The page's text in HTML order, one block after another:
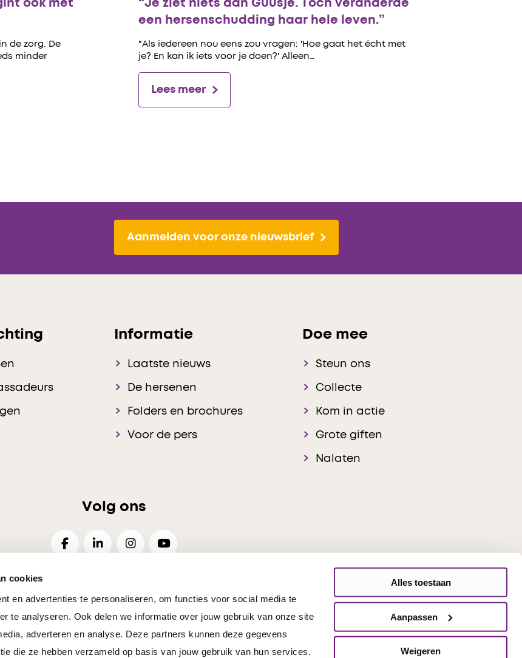
cookies
en advertenties te personaliseren, om functies voor social media te
te analyseren. Ook delen we informatie over jouw gebruik van onze site
adverteren en analyse. Deze partners kunnen deze gegevens
die ze hebben verzameld op basis van jouw gebruik van hun services.
Alles toestaan
Aanpassen
Weigeren
ook met
de zorg. De
minder
“Je ziet niets aan Guusje. Toch veranderde
een hersenschudding haar hele leven.”
"Als iedereen nou eens zou vragen: 'Hoe gaat het écht met
je? En kan ik iets voor je doen?' Alleen…
Lees meer
Aanmelden voor onze nieuwsbrief
Informatie
Laatste nieuws
De hersenen
Folders en brochures
Voor de pers
Doe mee
Steun ons
Collecte
Kom in actie
Grote giften
Nalaten
Volg ons
Disclaimer Privacy Cookies Voorkeuren Responsible Disclosure